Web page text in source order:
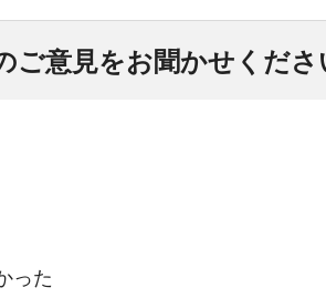
ご意見をお聞かせくださ
った